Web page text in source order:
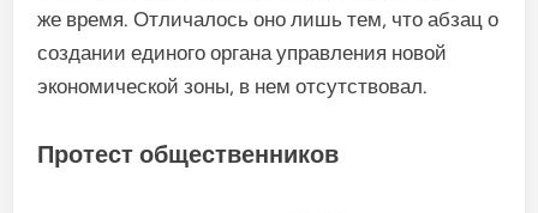
же время. Отличалось оно лишь тем, что абзац о
создании единого органа управления новой
экономической зоны, в нем отсутствовал.
Протест общественников